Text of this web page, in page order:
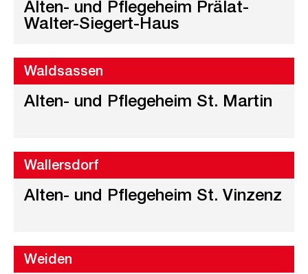
Alten- und Pflegeheim Prälat-
Walter-Siegert-Haus
Waldsassen
Alten- und Pflegeheim St. Martin
Wallersdorf
Alten- und Pflegeheim St. Vinzenz
Weiden